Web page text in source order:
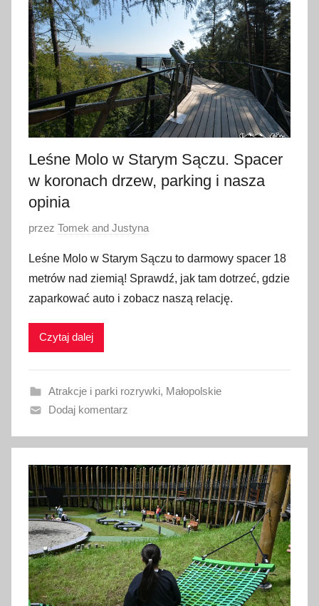
c
a
2
0
2
6
Leśne Molo w Starym Sączu. Spacer
w koronach drzew, parking i nasza
opinia
O
u
b
l
i
a
n
1
7
c
z
e
r
w
c
a
przez Tomek and Justyna
Leśne Molo w Starym Sączu to darmowy spacer 18
metrów nad ziemią! Sprawdź, jak tam dotrzeć, gdzie
zaparkować auto i zobacz naszą relację.
Czytaj dalej
Atrakcje i parki rozrywki, Małopolskie
Dodaj komentarz